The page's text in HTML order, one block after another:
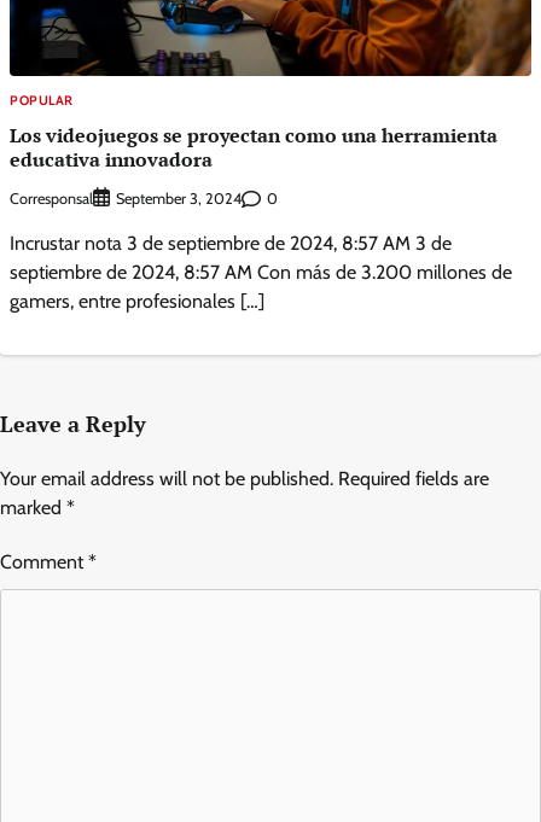
POPULAR
Los videojuegos se proyectan como una herramienta
educativa innovadora
Corresponsal September 3, 2024 0
Incrustar nota 3 de septiembre de 2024, 8:57 AM 3 de
septiembre de 2024, 8:57 AM Con más de 3.200 millones de
gamers, entre profesionales […]
Leave a Reply
Your email address will not be published. Required fields are
marked *
Comment*